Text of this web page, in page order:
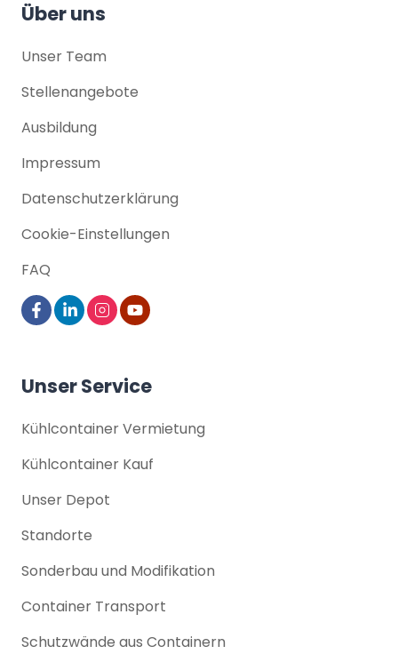
Über uns
Unser Team
Stellenangebote
Ausbildung
Impressum
Datenschutz­erklärung
Cookie-Einstellungen
FAQ
Unser Service
Kühlcontainer Vermietung
Kühlcontainer Kauf
Unser Depot
Standorte
Sonderbau und Modifikation
Container Transport
Schutzwände aus Containern